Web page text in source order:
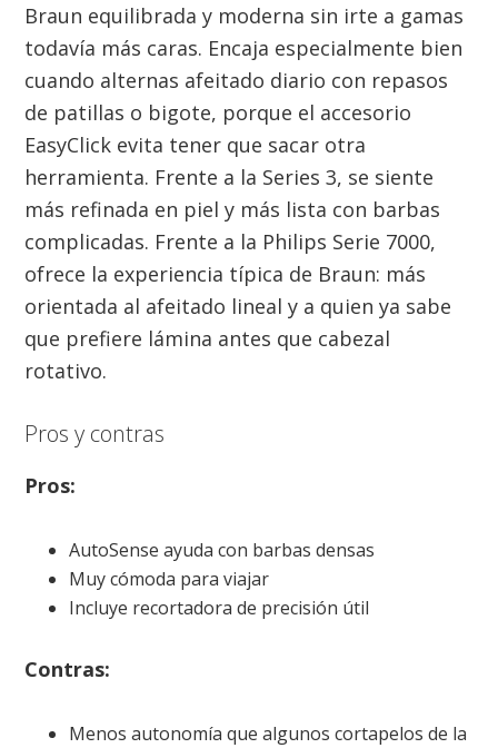
Braun equilibrada y moderna sin irte a gamas
todavía más caras. Encaja especialmente bien
cuando alternas afeitado diario con repasos
de patillas o bigote, porque el accesorio
EasyClick evita tener que sacar otra
herramienta. Frente a la Series 3, se siente
más refinada en piel y más lista con barbas
complicadas. Frente a la Philips Serie 7000,
ofrece la experiencia típica de Braun: más
orientada al afeitado lineal y a quien ya sabe
que prefiere lámina antes que cabezal
rotativo.
Pros y contras
Pros:
AutoSense ayuda con barbas densas
Muy cómoda para viajar
Incluye recortadora de precisión útil
Contras:
Menos autonomía que algunos cortapelos de la